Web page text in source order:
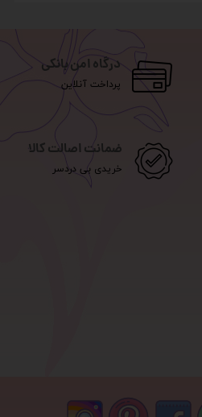
درگاه امن بانکی
پرداخت آنلاین
ضمانت اصالت کالا
خریدی بی دردسر